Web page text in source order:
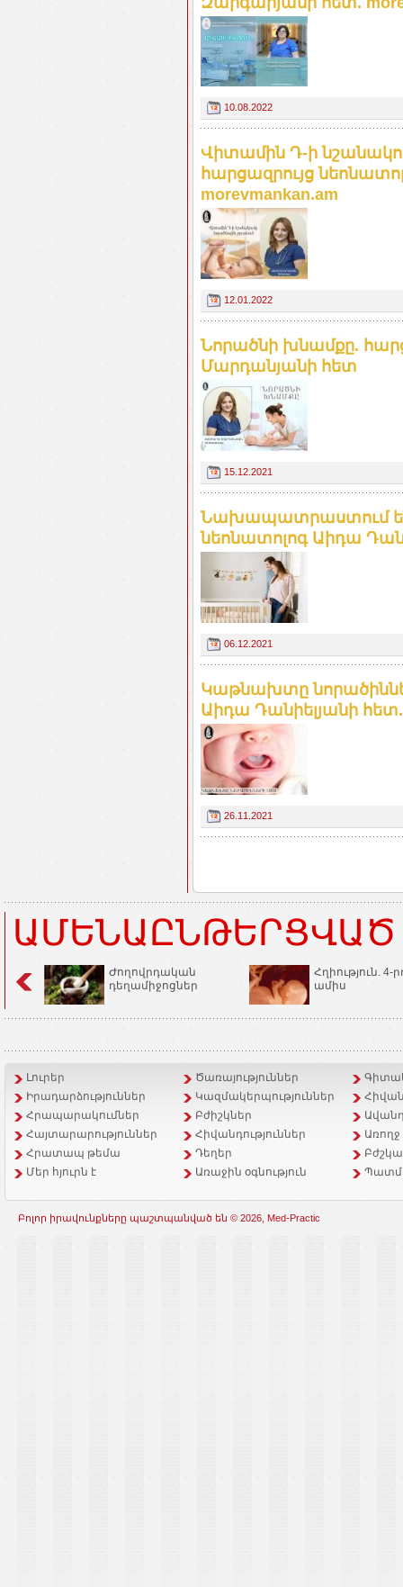
10.08.2022
Վիտամին Դ-ի
հարցազրույց
morevmankan.am
12.01.2022
Նորածնի խնամքը.
Մարդանյանի հետ
15.12.2021
Նախապատրաստում
նեոնատոլոգ Աիդա
06.12.2021
Կաթնախտը
Աիդա Դանիելյանի հետ.
26.11.2021
Ժողովրդական
դեղամիջոցներ
Հղիություն. 4-
ամիս
Լուրեր Ծառայություններ
Իրադարձություններ
Կազմակերպություններ
Հրապարակումներ
Բժիշկներ
Հայտարարություններ
Հիվանդություններ
Հրատապ թեմա
Դեղեր
Մեր հյուրն է
Առաջին օգնություն
Բոլոր իրավունքները պաշտպանված են © 2026, Med-Practic